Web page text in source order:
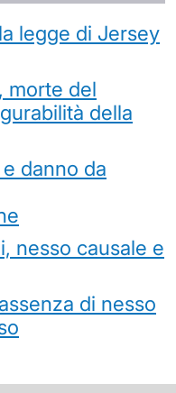
legge di Jersey
morte del
della
danno da
nesso causale e
di nesso